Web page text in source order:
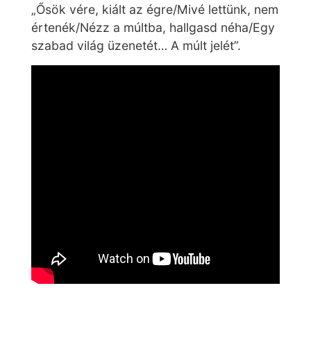
„Ősök vére, kiált az égre/Mivé lettünk, nem
értenék/Nézz a múltba, hallgasd néha/Egy
szabad világ üzenetét… A múlt jelét”.